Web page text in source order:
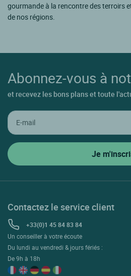
gourmande à la rencontre des terroirs
de nos régions.
Abonnez-vous à
et recevez les bons plans et toute
Contactez le service client
+33(0)1 45 84 83 84
Un conseiller à votre écoute
Du lundi au vendredi & jours fériés :
De 9h à 18h